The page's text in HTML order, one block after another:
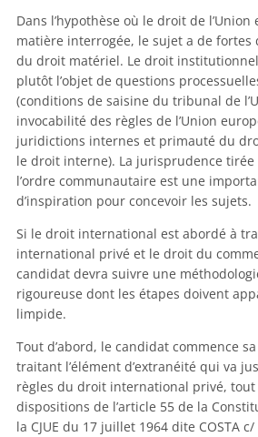
Dans l’hypothèse où le droit de
matière interrogée, le sujet a de fortes
du droit matériel. Le droit
plutôt l’objet de questions
(conditions de saisine du tribunal de
invocabilité des règles de l’Union
juridictions internes et primauté du
le droit interne). La jurisprudence
l’ordre communautaire est une
d’inspiration pour concevoir les sujets.
Si le droit international est abordé à
international privé et le droit du
candidat devra suivre une
rigoureuse dont les étapes doivent
limpide.
Tout d’abord, le candidat commence
traitant l’élément d’extranéité qui va
règles du droit international privé,
dispositions de l’article 55 de la
la CJUE du 17 juillet 1964 dite COSTA